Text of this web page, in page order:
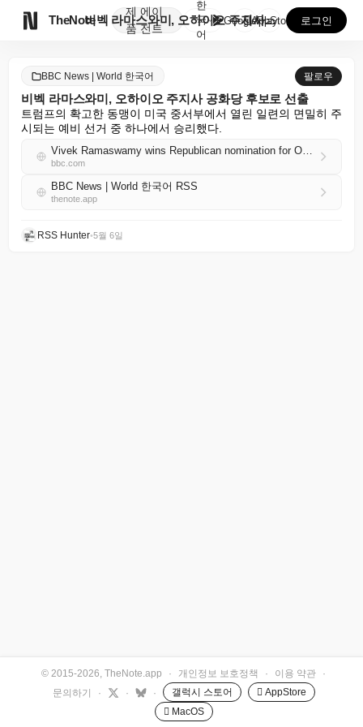
TheNote
제
품
에이
전트
비벡 라마스와미, 오하이오 주지사 공화당 후보로 선출
한
국
어
GooglePlay
AppStore 로그인
BBC News | World 한국어 팔로우
비벡 라마스와미, 오하이오 주지사 공화당 후보로 선출
트럼프의 확고한 동맹이 미국 중서부에서 열린 일련의 면밀히 주
시되는 예비 선거 중 하나에서 승리했다.
Vivek Ramaswamy wins Republican nomination for Ohio governor
bbc.com
BBC News | World 한국어 RSS
thenote.app
RSS Hunter•5월 6일
© 2015-2026, TheNote.app · 개인정보 보호정책 · 이용 약관
·
문의하기
· · · 갤럭시 스토어
 AppStore
 MacOS